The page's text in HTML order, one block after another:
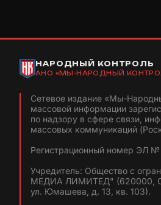
НАРОДНЫЙ КОНТРОЛЬ
АНО «МЫ-НАРОДНЫЙ
Сетевое издание «Мы-
массовой информации
по надзору в сфере связи,
массовых коммуникаций
Регистрационный номер ЭЛ
Учредитель: Общество с
МЕДИА ЛИМИТЕД" (620000,
ул. Юмашева, д. 13, кв. 103).